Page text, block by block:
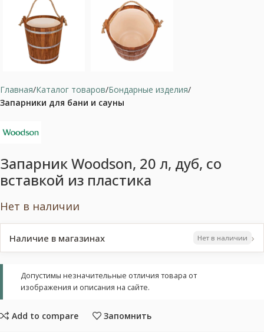
Главная Каталог товаров Бондарные изделия
Запарники для бани и сауны
Запарник Woodson, 20 л, дуб, со
вставкой из пластика
Нет в наличии
Наличие в магазинах Нет в наличии ›
Допустимы незначительные отличия товара от
изображения и описания на сайте.
Add to compare Запомнить